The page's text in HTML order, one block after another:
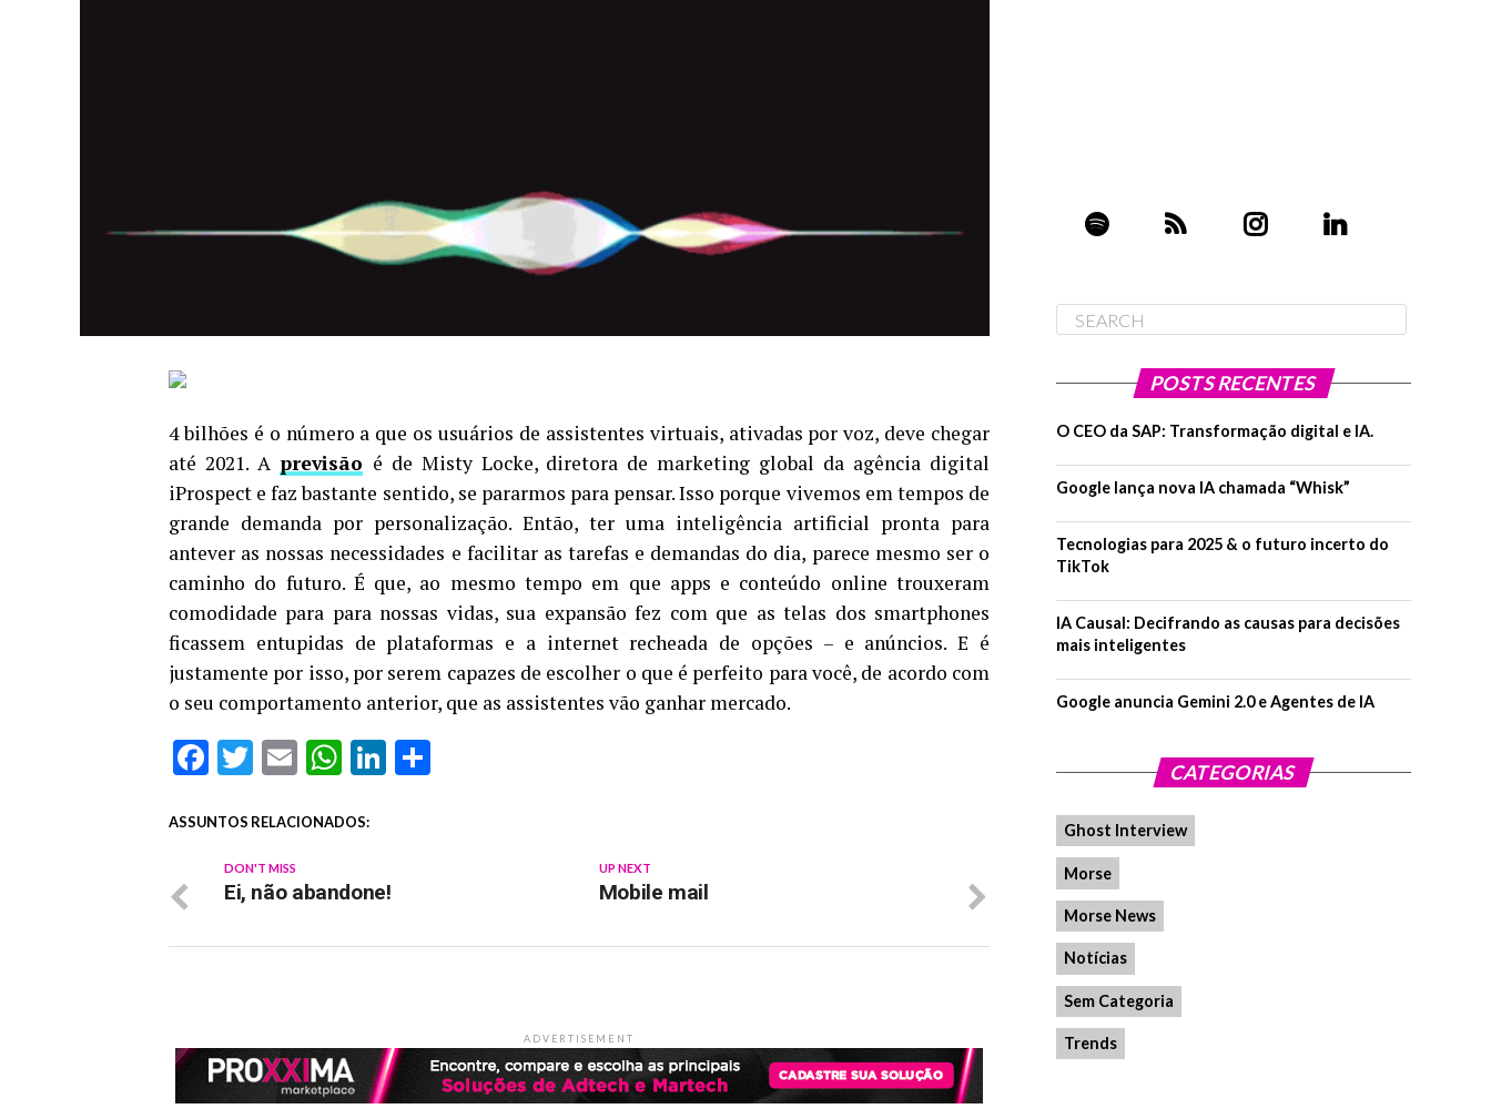
4 bilhões é o número a que os usuários de assistentes virtuais, ativadas por voz, deve chegar
até 2021. A previsão é de Misty Locke, diretora de marketing global da agência digital
iProspect e faz bastante sentido, se pararmos para pensar. Isso porque vivemos em tempos de
grande demanda por personalização. Então, ter uma inteligência artificial pronta para
antever as nossas necessidades e facilitar as tarefas e demandas do dia, parece mesmo ser o
caminho do futuro. É que, ao mesmo tempo em que apps e conteúdo online trouxeram
comodidade para para nossas vidas, sua expansão fez com que as telas dos smartphones
ficassem entupidas de plataformas e a internet recheada de opções – e anúncios. E é
justamente por isso, por serem capazes de escolher o que é perfeito para você, de acordo com
o seu comportamento anterior, que as assistentes vão ganhar mercado.
Facebook
Twitter
EmailWhatsApp
LinkedIn
ASSUNTOS RELACIONADOS:
UP NEXT
Mobile mail
DON'T MISS
Ei, não abandone!
ADVERTISEMENT
POSTS RECENTES
O CEO da SAP: Transformação digital e IA.
Google lança nova IA chamada “Whisk”
Tecnologias para 2025 & o futuro incerto do
TikTok
IA Causal: Decifrando as causas para decisões
mais inteligentes
Google anuncia Gemini 2.0 e Agentes de IA
CATEGORIAS
Ghost Interview
Morse
Morse News
Notícias
Sem Categoria
Trends